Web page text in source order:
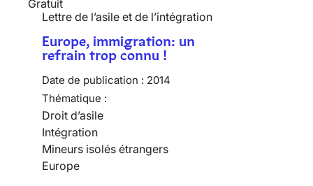
Gratuit
Lettre de l’asile et de l’intégration
Europe, immigration: un
refrain trop connu !
Date de publication : 2014
Thématique :
Droit d’asile
Intégration
Mineurs isolés étrangers
Europe